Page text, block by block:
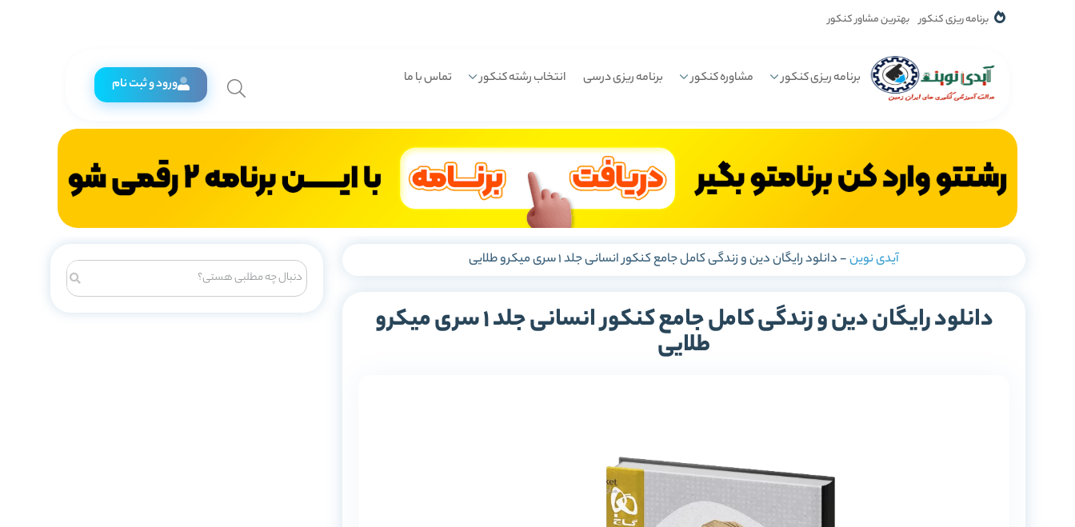
برنامه ریزی کنکور بهترین مشاور کنکور
برنامه ریزی کنکور مشاوره کنکور برنامه ریزی درسی انتخاب رشته کنکور تماس با ما ورود و ثبت نام
آیدی نوین-دانلود رایگان دین و زندگی کامل جامع کنکور انسانی جلد 1 سری میکرو طلایی
دانلود رایگان دین و زندگی کامل جامع کنکور انسانی جلد 1 سری میکرو
طلایی